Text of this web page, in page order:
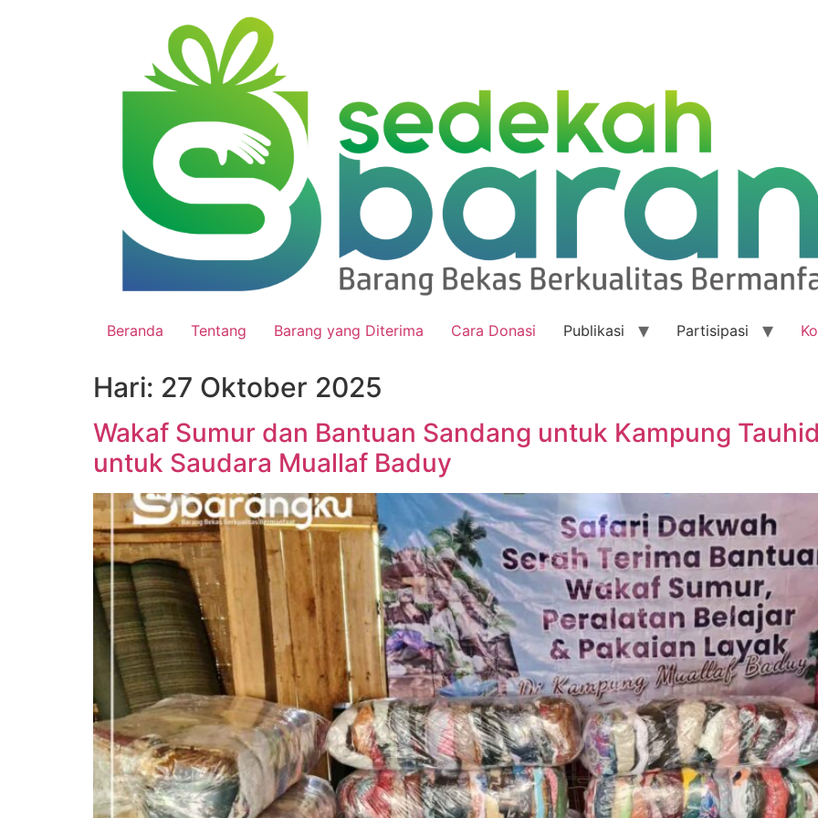
Beranda Tentang Barang yang Diterima Cara Donasi Publikasi Partisipasi
Hari: 27 Oktober 2025
Wakaf Sumur dan Bantuan Sandang untuk Kampung
untuk Saudara Muallaf Baduy